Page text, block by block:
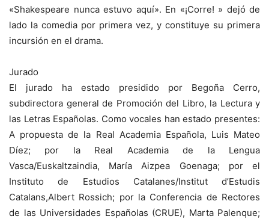
«Shakespeare nunca estuvo aquí». En «¡Corre! » dejó de
lado la comedia por primera vez, y constituye su primera
incursión en el drama.
Jurado
El jurado ha estado presidido por Begoña Cerro,
subdirectora general de Promoción del Libro, la Lectura y
las Letras Españolas. Como vocales han estado presentes:
A propuesta de la Real Academia Española, Luis Mateo
Díez; por la Real Academia de la Lengua
Vasca/Euskaltzaindia, María Aizpea Goenaga; por el
Instituto de Estudios Catalanes/Institut d’Estudis
Catalans,Albert Rossich; por la Conferencia de Rectores
de las Universidades Españolas (CRUE), Marta Palenque;